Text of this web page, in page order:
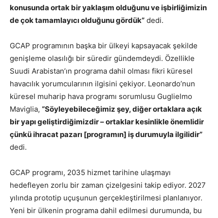
konusunda ortak bir yaklaşım olduğunu ve işbirliğimizin
de çok tamamlayıcı olduğunu gördük” dedi.
GCAP programının başka bir ülkeyi kapsayacak şekilde
genişleme olasılığı bir süredir gündemdeydi. Özellikle
Suudi Arabistan’ın programa dahil olması fikri küresel
havacılık yorumcularının ilgisini çekiyor. Leonardo’nun
küresel muharip hava programı sorumlusu Guglielmo
Maviglia, “Söyleyebileceğimiz şey, diğer ortaklara açık
bir yapı geliştirdiğimizdir – ortaklar kesinlikle önemlidir
çünkü ihracat pazarı [programın] iş durumuyla ilgilidir”
dedi.
GCAP programı, 2035 hizmet tarihine ulaşmayı
hedefleyen zorlu bir zaman çizelgesini takip ediyor. 2027
yılında prototip uçuşunun gerçekleştirilmesi planlanıyor.
Yeni bir ülkenin programa dahil edilmesi durumunda, bu